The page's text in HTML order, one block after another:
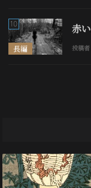
長編
10 赤
投稿